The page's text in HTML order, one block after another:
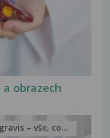
obrazech
– vše, co...